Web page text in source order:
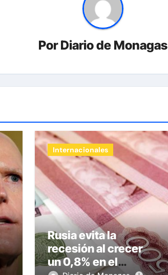
PorDiario de Monagas
Internacionales
Rusia evita la
recesión al crecer
un 0,8% en el